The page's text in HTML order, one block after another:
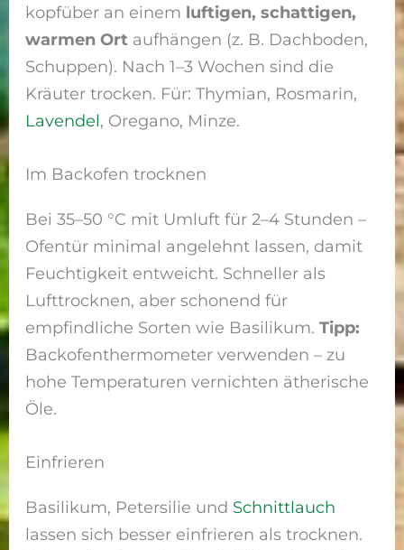
kopfüber an einem luftigen, schattigen,
warmen Ort aufhängen (z. B. Dachboden,
Schuppen). Nach 1–3 Wochen sind die
Kräuter trocken. Für: Thymian, Rosmarin,
Lavendel, Oregano, Minze.
Im Backofen trocknen
Bei 35–50 °C mit Umluft für 2–4 Stunden –
Ofentür minimal angelehnt lassen, damit
Feuchtigkeit entweicht. Schneller als
Lufttrocknen, aber schonend für
empfindliche Sorten wie Basilikum.Tipp:
Backofenthermometer verwenden – zu
hohe Temperaturen vernichten ätherische
Öle.
Einfrieren
Basilikum, Petersilie und Schnittlauch
lassen sich besser einfrieren als trocknen.